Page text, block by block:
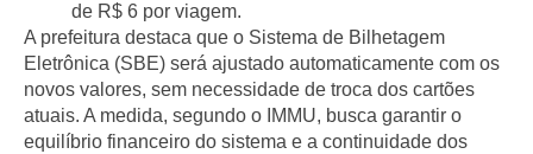
de R$ 6 por viagem.
A prefeitura destaca que o Sistema de Bilhetagem
Eletrônica (SBE) será ajustado automaticamente com os
novos valores, sem necessidade de troca dos cartões
atuais. A medida, segundo o IMMU, busca garantir o
equilíbrio financeiro do sistema e a continuidade dos